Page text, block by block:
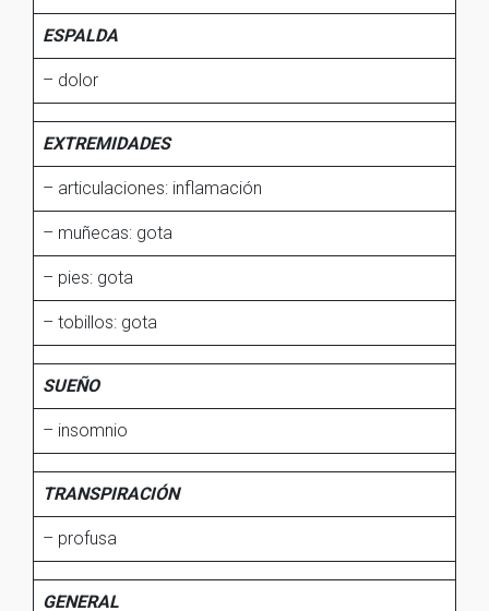
ESPALDA
– dolor
EXTREMIDADES
– articulaciones: inflamación
– muñecas: gota
– pies: gota
– tobillos: gota
SUEÑO
– insomnio
TRANSPIRACIÓN
– profusa
GENERAL